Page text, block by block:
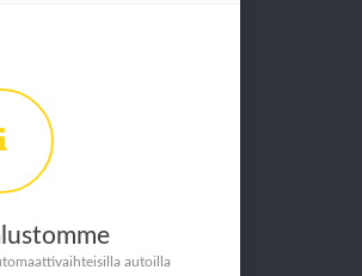
autoilla